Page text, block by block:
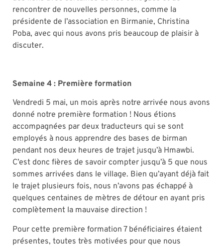
rencontrer de nouvelles personnes, comme la
présidente de l’association en Birmanie, Christina
Poba, avec qui nous avons pris beaucoup de plaisir à
discuter.
Semaine 4 : Première formation
Vendredi 5 mai, un mois après notre arrivée nous avons
donné notre première formation ! Nous étions
accompagnées par deux traducteurs qui se sont
employés à nous apprendre des bases de birman
pendant nos deux heures de trajet jusqu’à Hmawbi.
C’est donc fières de savoir compter jusqu’à 5 que nous
sommes arrivées dans le village. Bien qu’ayant déjà fait
le trajet plusieurs fois, nous n’avons pas échappé à
quelques centaines de mètres de détour en ayant pris
complètement la mauvaise direction !
Pour cette première formation 7 bénéficiaires étaient
présentes, toutes très motivées pour que nous